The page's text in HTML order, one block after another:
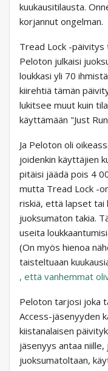
kuukausitilausta.
korjannut ongelman.
Tread Lock -päivitys
Peloton julkaisi
loukkasi yli 70
kiirehtiä tämän
lukitsee muut kuin
käyttämään "Just
Ja Peloton oli
joidenkin käyttäjien
pitäisi jäädä pois 4
mutta Tread Lock -
riskiä, ​​että lapset tai
juoksumaton takia.
useita
(On myös hienoa
taisteltuaan
, että vanhemmat
Peloton tarjosi joka
Access-jäsenyyden
kiistanalaisen
jäsenyys antaa
juoksumatoltaan,